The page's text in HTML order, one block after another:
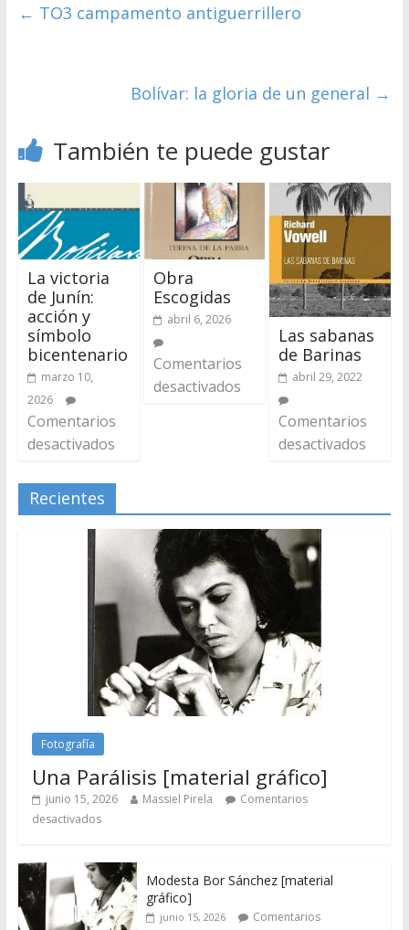
← TO3 campamento antiguerrillero
Bolívar: la gloria de un general →
También te puede gustar
La victoria
de Junín:
acción y
símbolo
bicentenario
marzo 10,
2026
Comentarios
desactivados
Obra
Escogidas
abril 6, 2026
Comentarios
desactivados
Las sabanas
de Barinas
abril 29, 2022
Comentarios
desactivados
Recientes
Fotografía
Una Parálisis [material gráfico]
junio 15, 2026 Massiel Pirela
Comentarios
desactivados
Modesta Bor Sánchez [material
gráfico]
junio 15, 2026
Comentarios